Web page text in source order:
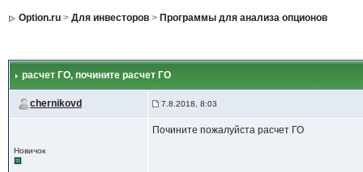
Option.ru> Для инвесторов> Программы для анализа опционов
расчет ГО, почините расчет ГО
chernikovd 7.8.2018, 8:03
Новичок
Почините пожалуйста расчет ГО